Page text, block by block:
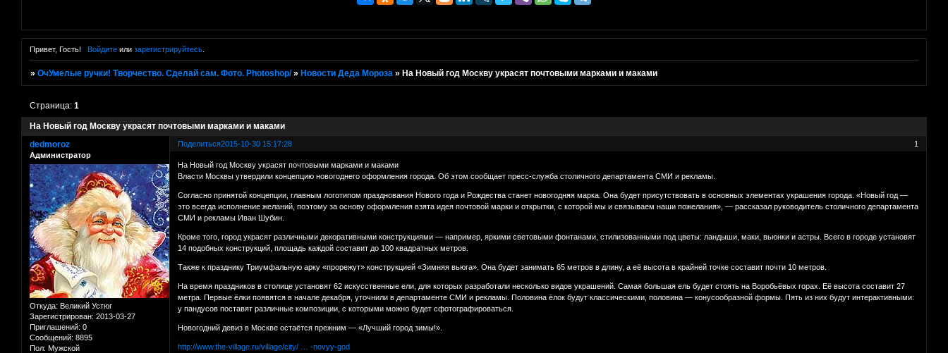
Привет, Гость! Войдитеили зарегистрируйтесь.
»ОчУмелые ручки! Творчество. Сделай сам. Фото. Photoshop/ » Новости Деда Мороза » На Новый год Москву украсят почтовыми марками и маками
На Новый год Москву украсят почтовыми марками и маками
Страница:1
Поделиться 1
2015-10-30 15:17:28
dedmoroz
Администратор
Откуда: Великий Устюг
Зарегистрирован: 2013-03-27
Приглашений: 0
Сообщений: 8895
Пол: Мужской
На Новый год Москву украсят почтовыми марками и маками
Власти Москвы утвердили концепцию новогоднего оформления города. Об этом сообщает пресс-служба столичного департамента СМИ и рекламы.
Согласно принятой концепции, главным логотипом празднования Нового года и Рождества станет новогодняя марка. Она будет присутствовать в основных элементах украшения города. «Новый год —
это всегда исполнение желаний, поэтому за основу оформления взята идея почтовой марки и открытки, с которой мы и связываем наши пожелания», — рассказал руководитель столичного департамента
СМИ и рекламы Иван Шубин.
Кроме того, город украсят различными декоративными конструкциями — например, яркими световыми фонтанами, стилизованными под цветы: ландыши, маки, вьюнки и астры. Всего в городе установят
14 подобных конструкций, площадь каждой составит до 100 квадратных метров.
Также к празднику Триумфальную арку «прорежут» конструкцией «Зимняя вьюга». Она будет занимать 65 метров в длину, а её высота в крайней точке составит почти 10 метров.
На время праздников в столице установят 62 искусственные ели, для которых разработали несколько видов украшений. Самая большая ель будет стоять на Воробьёвых горах. Её высота составит 27
метра. Первые ёлки появятся в начале декабря, уточнили в департаменте СМИ и рекламы. Половина ёлок будут классическими, половина — конусообразной формы. Пять из них будут интерактивными:
у пандусов поставят различные композиции, с которыми можно будет сфотографироваться.
Новогодний девиз в Москве остаётся прежним — «Лучший город зимы!».
http://www.the-village.ru/village/city/ … -novyy-god